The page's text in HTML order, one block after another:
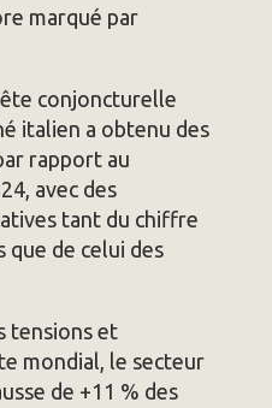
marqué par
conjoncturelle
italien a obtenu des
rapport au
avec des
tant du chiffre
que de celui des
tensions et
mondial, le secteur
de +11 % des